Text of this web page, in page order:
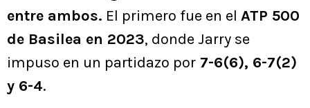
entre ambos. El primero fue en el ATP 500
de Basilea en 2023, donde Jarry se
impuso en un partidazo por 7-6(6), 6-7(2)
y 6-4.